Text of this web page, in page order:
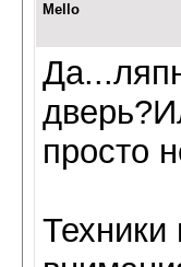
Mello
просто
Техники